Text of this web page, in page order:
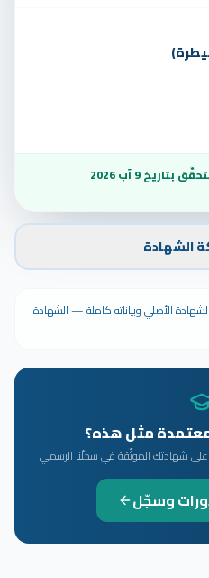
بتاريخ9 آب 2026
الشهادة
٢٠٢٦ تحمل رقم الشهادة الأصلي وبياناته كاملة — الشهادة
مثل هذه؟
على شهادتك الموثّقة في سجلّنا الرسمي
وسجّل